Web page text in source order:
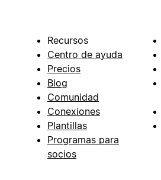
Recursos
Centro de ayuda
Precios
Blog
Comunidad
Conexiones
Plantillas
Programas para
socios